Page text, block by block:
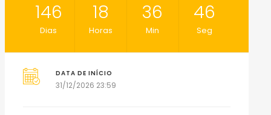
146
Dias
18
Horas
36
Min
45
Seg
DATA DE INÍCIO
31/12/2026 23:59